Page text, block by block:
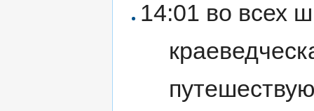
14:01 во всех